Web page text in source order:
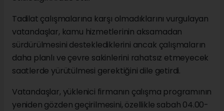
Tadilat çalışmalarına karşı olmadıklarını vurgulayan
vatandaşlar, kamu hizmetlerinin aksamadan
sürdürülmesini desteklediklerini ancak çalışmaların
daha planlı ve çevre sakinlerini rahatsız etmeyecek
saatlerde yürütülmesi gerektiğini dile getirdi.
Vatandaşlar, yüklenici firmanın çalışma programının
yeniden gözden geçirilmesini, özellikle sabah 04.00-